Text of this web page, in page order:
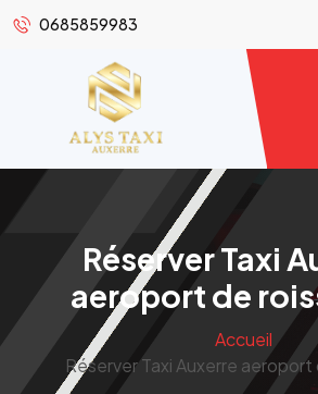
0685859983
Réserver Taxi
aeroport de
Accueil
Réserver Taxi Auxerre